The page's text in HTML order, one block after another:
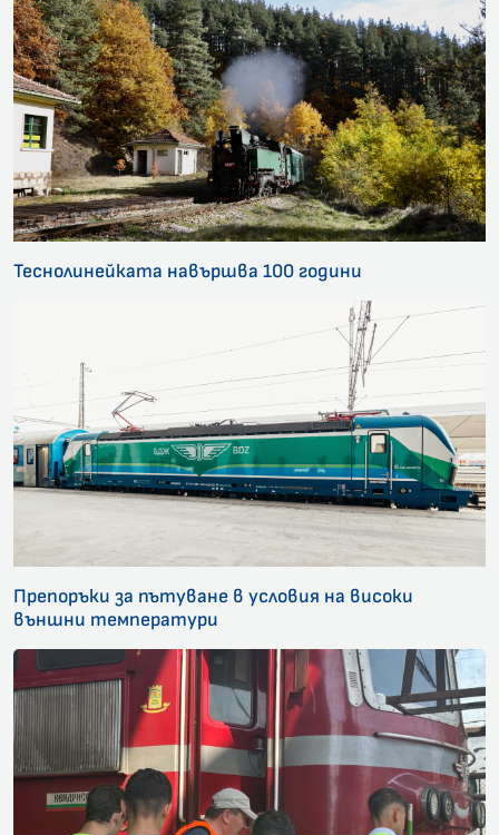
Теснолинейката навършва 100 години
Препоръки за пътуване в условия на високи
външни температури